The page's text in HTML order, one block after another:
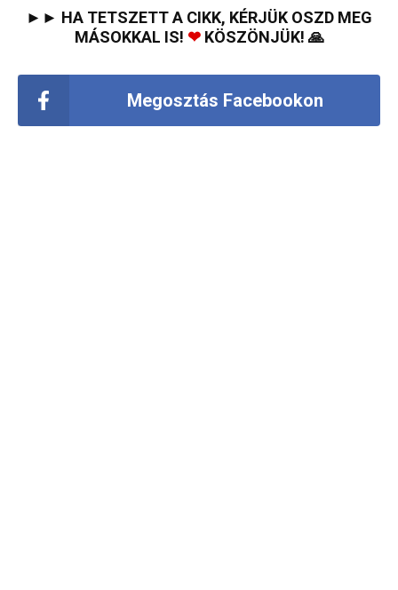
►► HA TETSZETT A CIKK, KÉRJÜK OSZD MEG
MÁSOKKAL IS! ❤KÖSZÖNJÜK! 🙏
Megosztás Facebookon